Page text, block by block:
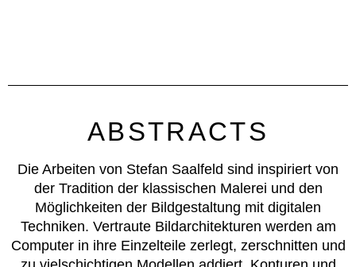
ABSTRACTS
Die Arbeiten von Stefan Saalfeld sind inspiriert von
der Tradition der klassischen Malerei und den
Möglichkeiten der Bildgestaltung mit digitalen
Techniken. Vertraute Bildarchitekturen werden am
Computer in ihre Einzelteile zerlegt, zerschnitten und